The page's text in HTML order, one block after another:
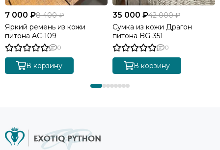
7 000 ₽8 400 ₽
Яркий ремень из кожи
питона AC-109
0
В корзину
35 000 ₽42 000 ₽
Сумка из кожи Драгон
питона BG-351
0
В корзину